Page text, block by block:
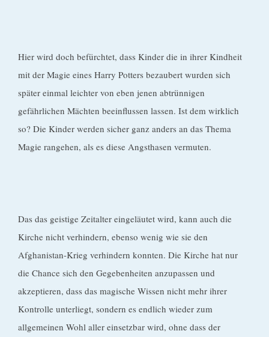
Hier wird doch befürchtet, dass Kinder die in ihrer Kindheit
mit der Magie eines Harry Potters bezaubert wurden sich
später einmal leichter von eben jenen abtrünnigen
gefährlichen Mächten beeinflussen lassen. Ist dem wirklich
so? Die Kinder werden sicher ganz anders an das Thema
Magie rangehen, als es diese Angsthasen vermuten.
Das das geistige Zeitalter eingeläutet wird, kann auch die
Kirche nicht verhindern, ebenso wenig wie sie den
Afghanistan-Krieg verhindern konnten. Die Kirche hat nur
die Chance sich den Gegebenheiten anzupassen und
akzeptieren, dass das magische Wissen nicht mehr ihrer
Kontrolle unterliegt, sondern es endlich wieder zum
allgemeinen Wohl aller einsetzbar wird, ohne dass der